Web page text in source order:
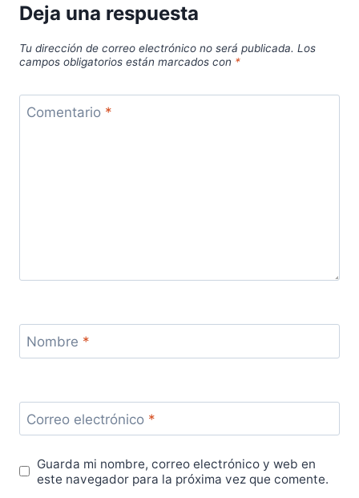
Deja una respuesta
Tu dirección de correo electrónico no será publicada. Los
campos obligatorios están marcados con *
Comentario *
Nombre *
Correo electrónico *
Guarda mi nombre, correo electrónico y web en
este navegador para la próxima vez que comente.